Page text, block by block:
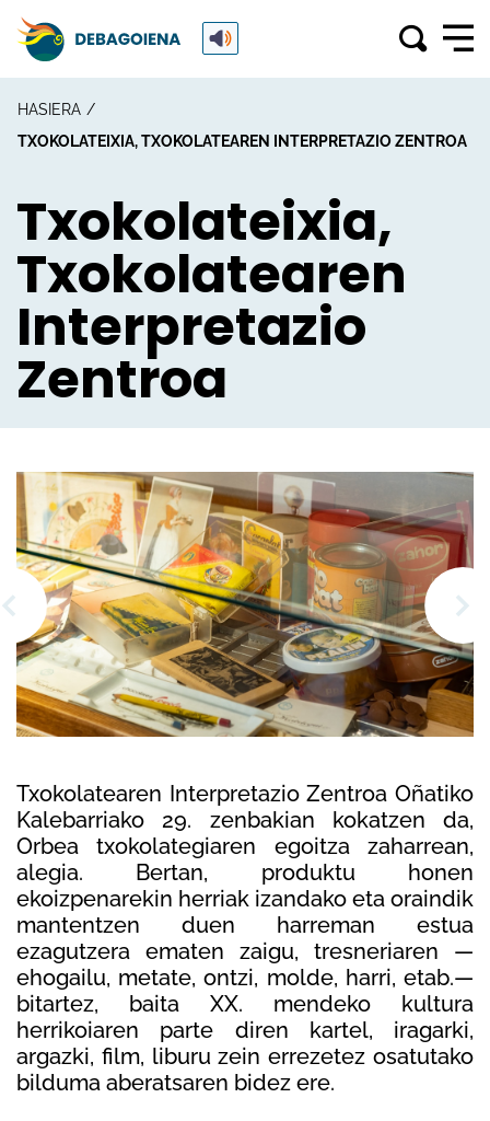
HASIERA
TXOKOLATEIXIA, TXOKOLATEAREN INTERPRETAZIO ZENTROA
Txokolateixia,
Txokolatearen
Interpretazio
Zentroa
Txokolatearen Interpretazio Zentroa Oñatiko
Kalebarriako 29. zenbakian kokatzen da,
Orbea txokolategiaren egoitza zaharrean,
alegia. Bertan, produktu honen
ekoizpenarekin herriak izandako eta oraindik
mantentzen duen harreman estua
ezagutzera ematen zaigu, tresneriaren —
ehogailu, metate, ontzi, molde, harri, etab.—
bitartez, baita XX. mendeko kultura
herrikoiaren parte diren kartel, iragarki,
argazki, film, liburu zein errezetez osatutako
bilduma aberatsaren bidez ere.